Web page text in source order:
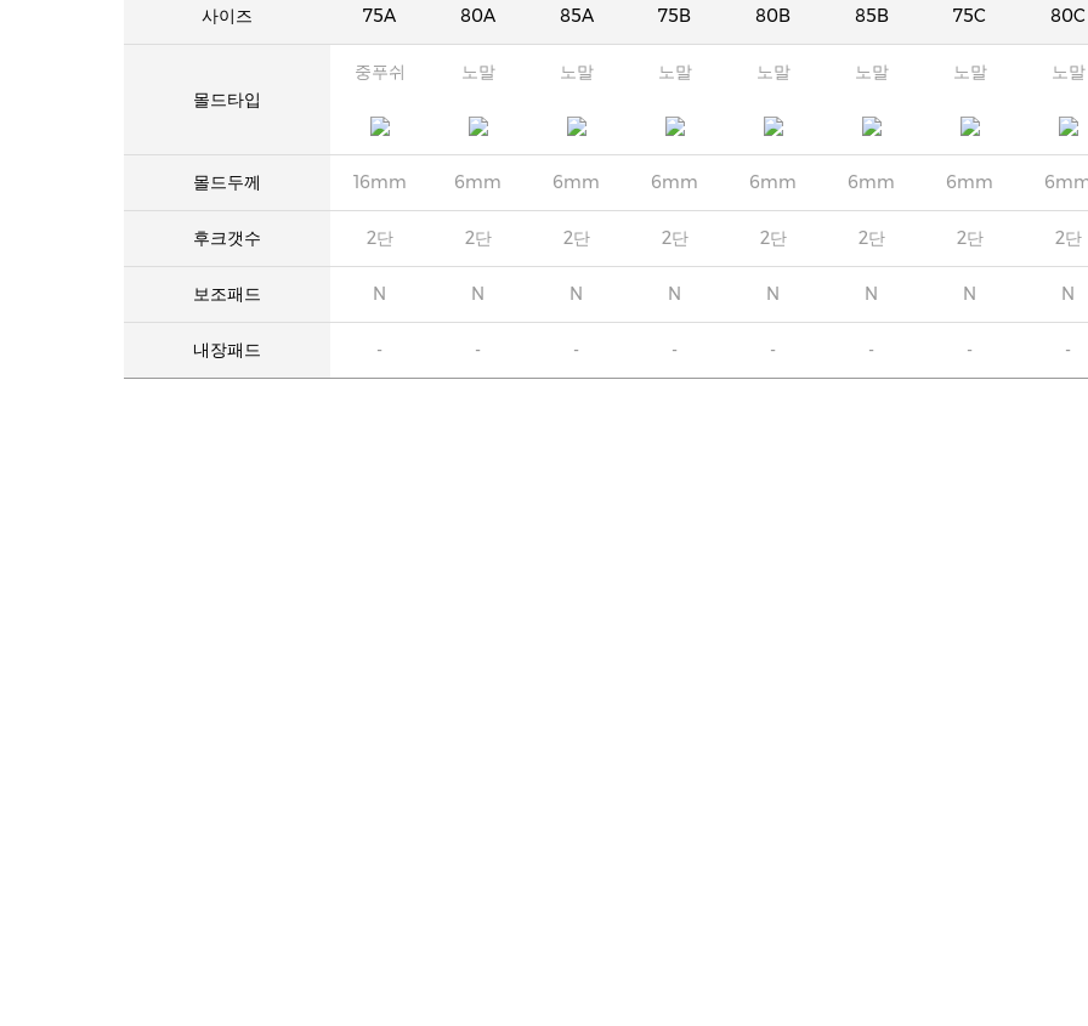
사이즈 75A 80A 85A 75B 80B 85B 75C 80C
몰드타입
중푸쉬 노말 노말 노말 노말 노말 노말 노말
몰드두께 16mm 6mm 6mm 6mm 6mm 6mm 6mm
후크갯수 2단 2단 2단 2단 2단 2단 2단 2단
보조패드 N N N N N N N N
내장패드 - - - - - - - -